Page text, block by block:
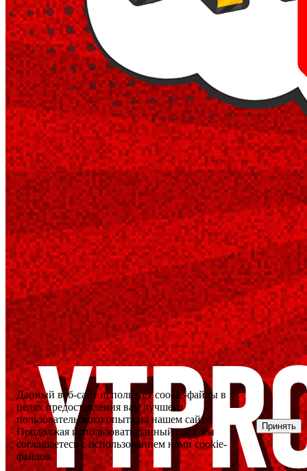
Данный веб-сайт использует cookie-файлы в
целях предоставления вам лучшего
пользовательского опыта на нашем сайте.
Продолжая использовать данный сайт, вы
соглашаетесь с использованием нами cookie-
файлов.
Принять